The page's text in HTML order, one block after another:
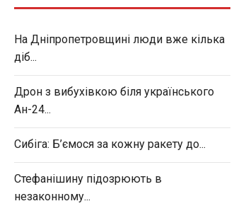
На Дніпропетровщині люди вже кілька
діб...
Дрон з вибухівкою біля українського
Ан-24...
Сибіга: Б’ємося за кожну ракету до...
Стефанішину підозрюють в
незаконному...